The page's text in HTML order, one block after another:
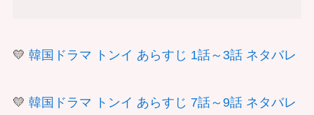
💛 韓国ドラマ トンイ あらすじ 1話～3話 ネタバレ
💛 韓国ドラマ トンイ あらすじ 7話～9話 ネタバレ